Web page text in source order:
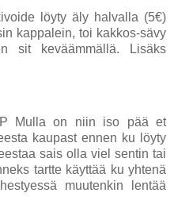
löyty äly halvalla (5€)
kappalein, toi kakkos-sävy
sit keväämmällä. Lisäks
Mulla on niin iso pää et
kaupast ennen ku löyty
sais olla viel sentin tai
tartte käyttää ku yhtenä
muutenkin lentää